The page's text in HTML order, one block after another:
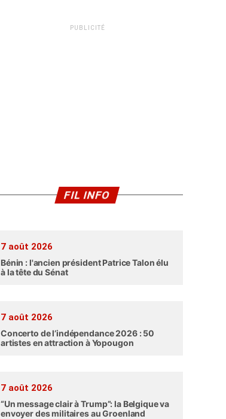
PUBLICITÉ
FIL INFO
7 août 2026
Bénin : l'ancien président Patrice Talon élu
à la tête du Sénat
7 août 2026
Concerto de l’indépendance 2026 : 50
artistes en attraction à Yopougon
7 août 2026
“Un message clair à Trump”: la Belgique va
envoyer des militaires au Groenland